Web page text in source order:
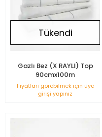
Tükendi
Gazlı Bez (X RAYLI) Top
90cmx100m
Fiyatları görebilmek için üye
girişi yapınız